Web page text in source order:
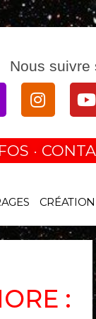
Nous suivre
·
: